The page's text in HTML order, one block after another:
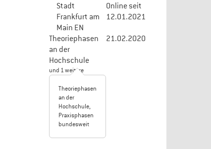
Stadt Online seit
Frankfurt am
Main EN
12.01.2021
Theoriephasen
an der
Hochschule
und 1 weitere
Theoriephasen
an der
Hochschule,
Praxisphasen
bundesweit
21.02.2020